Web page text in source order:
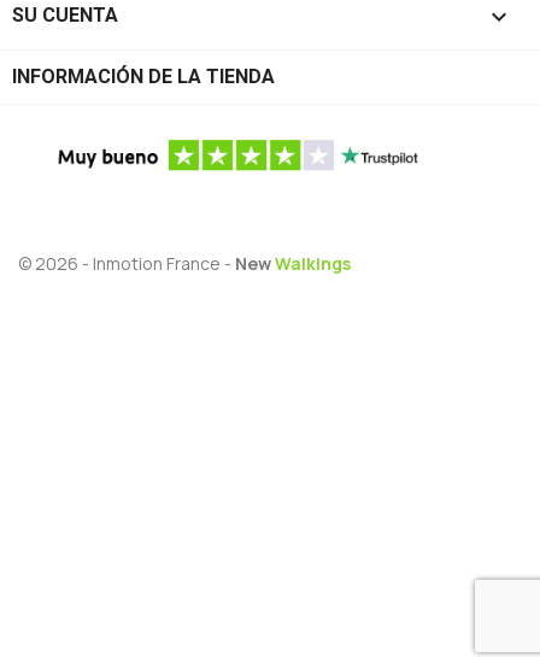
SU CUENTA 
INFORMACIÓN DE LA TIENDA
© 2026 - Inmotion France - NewWalkings